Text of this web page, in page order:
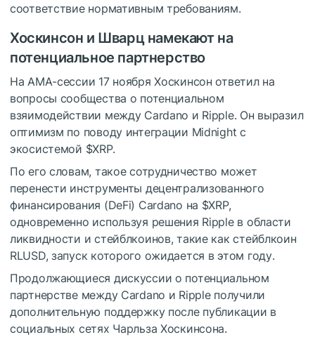
соответствие нормативным требованиям.
Хоскинсон и Шварц намекают на
потенциальное партнерство
На AMA-сессии 17 ноября Хоскинсон ответил на
вопросы сообщества о потенциальном
взяимодействии между Cardano и Ripple. Он выразил
оптимизм по поводу интеграции Midnight с
экосистемой $XRP.
По его словам, такое сотрудничество может
перенести инструменты децентрализованного
финансирования (DeFi) Cardano на $XRP,
одновременно используя решения Ripple в области
ликвидности и стейблкоинов, такие какстейблкоин
RLUSD, запуск которого ожидается в этом году.
Продолжающиеся дискуссии о потенциальном
партнерстве между Cardano и Ripple получили
дополнительную поддержку после публикации в
социальных сетях Чарльза Хоскинсона.